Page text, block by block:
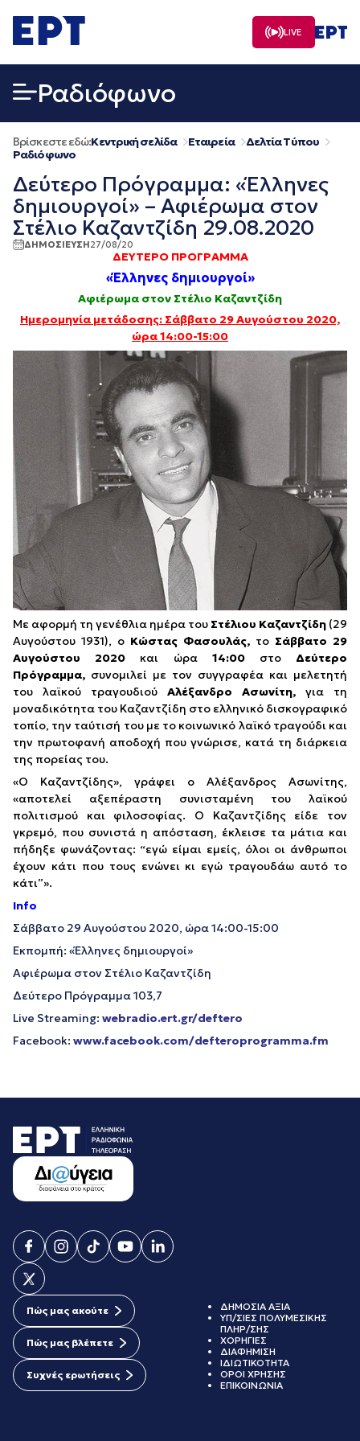
σε
περιεχόμενο
LIVE
Ραδιόφωνο
Βρίσκεστε εδώ:Κεντρική σελίδα Εταιρεία
Δελτία Τύπου
Ραδιόφωνο
Δεύτερο Πρόγραμμα: «Έλληνες
δημιουργοί» – Αφιέρωμα στον
Στέλιο Καζαντζίδη 29.08.2020
ΔΗΜΟΣΙΕΥΣΗ27/08/20
ΔΕΥΤΕΡΟ ΠΡΟΓΡΑΜΜΑ
«Έλληνες δημιουργοί»
Αφιέρωμα στον Στέλιο Καζαντζίδη
Ημερομηνία μετάδοσης: Σάββατο 29 Αυγούστου 2020,
ώρα 14:00-15:00
Με αφορμή τη γενέθλια ημέρα του Στέλιου Καζαντζίδη (29
Αυγούστου 1931), ο Κώστας Φασουλάς, το Σάββατο 29
Αυγούστου 2020 και ώρα 14:00 στο Δεύτερο
Πρόγραμμα, συνομιλεί με τον συγγραφέα και μελετητή
του λαϊκού τραγουδιού Αλέξανδρο Ασωνίτη, για τη
μοναδικότητα του Καζαντζίδη στο ελληνικό δισκογραφικό
τοπίο, την ταύτισή του με το κοινωνικό λαϊκό τραγούδι και
την πρωτοφανή αποδοχή που γνώρισε, κατά τη διάρκεια
της πορείας του.
«Ο Καζαντζίδης», γράφει ο Αλέξανδρος Ασωνίτης,
«αποτελεί αξεπέραστη συνισταμένη του λαϊκού
πολιτισμού και φιλοσοφίας. Ο Καζαντζίδης είδε τον
γκρεμό, που συνιστά η απόσταση, έκλεισε τα μάτια και
πήδηξε φωνάζοντας: “εγώ είμαι εμείς, όλοι οι άνθρωποι
έχουν κάτι που τους ενώνει κι εγώ τραγουδάω αυτό το
κάτι”».
Info
Σάββατο 29 Αυγούστου 2020, ώρα 14:00-15:00
Εκπομπή: «Έλληνες δημιουργοί»
Αφιέρωμα στον Στέλιο Καζαντζίδη
Δεύτερο Πρόγραμμα 103,7
Live Streaming: webradio.ert.gr/deftero
Facebook: www.facebook.com/defteroprogramma.fm
Πώς μας ακούτε
Πώς μας βλέπετε
Συχνές ερωτήσεις
ΔΗΜΟΣΙΑ ΑΞΙΑ
ΥΠ/ΣΙΕΣ ΠΟΛΥΜΕΣΙΚΗΣ
ΠΛΗΡ/ΣΗΣ
ΧΟΡΗΓΙΕΣ
ΔΙΑΦΗΜΙΣΗ
ΙΔΙΩΤΙΚΟΤΗΤΑ
ΟΡΟΙ ΧΡΗΣΗΣ
ΕΠΙΚΟΙΝΩΝΙΑ